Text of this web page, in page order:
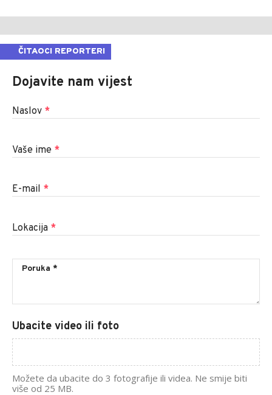
ČITAOCI REPORTERI
Dojavite nam vijest
Naslov *
Vaše ime *
E-mail *
Lokacija *
Ubacite video ili foto
Možete da ubacite do 3 fotografije ili videa. Ne smije biti
više od 25 MB.